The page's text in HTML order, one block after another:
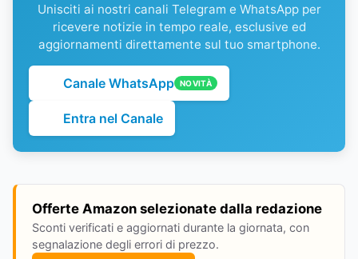
Unisciti ai nostri canali Telegram e WhatsApp per
ricevere notizie in tempo reale, esclusive ed
aggiornamenti direttamente sul tuo smartphone.
Canale WhatsApp NOVITÀ
Entra nel Canale
Offerte Amazon selezionate dalla redazione
Sconti verificati e aggiornati durante la giornata, con
segnalazione degli errori di prezzo.